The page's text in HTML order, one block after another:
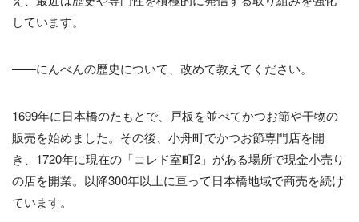
しています。
――にんべんの歴史について、改めて教えてください。
1699年に日本橋のたもとで、戸板を並べてかつお節や干物の
販売を始めました。その後、小舟町でかつお節専門店を開
き、1720年に現在の「コレド室町2」がある場所で現金小売り
の店を開業。以降300年以上に亘って日本橋地域で商売を続け
ています。